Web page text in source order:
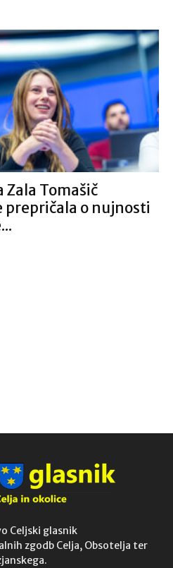
Zala Tomašič
prepričala o nujnosti
Celjski glasnik
zgodb Celja, Obsotelja ter